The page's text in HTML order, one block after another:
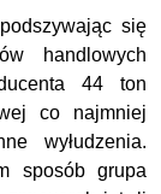
się
handlowych
44 ton
co najmniej
wyłudzenia.
sposób grupa